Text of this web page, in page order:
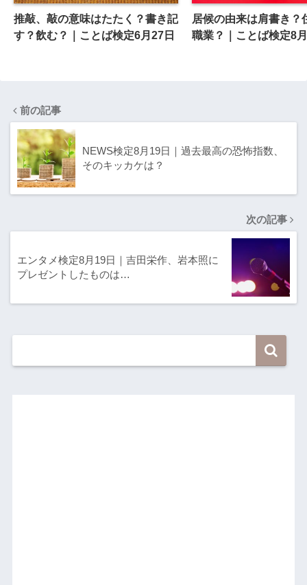
推敲、敲の意味はたたく？書き記
す？飲む？｜ことば検定6月27日
居候の由来は肩書き？
職業？｜ことば検定8
前の記事
NEWS検定8月19日｜過去最高の恐怖指数、
そのキッカケは？
次の記事
エンタメ検定8月19日｜吉田栄作、岩本照に
プレゼントしたものは…